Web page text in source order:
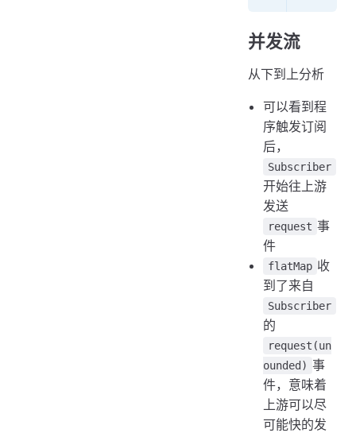
并发流
从下到上分析
可以看到程
序触发订阅
后，
Subscriber
开始往上游
发送
request 事
件
flatMap 收
到了来自
Subscriber
的
request(un
ounded) 事
件，意味着
上游可以尽
可能快的发